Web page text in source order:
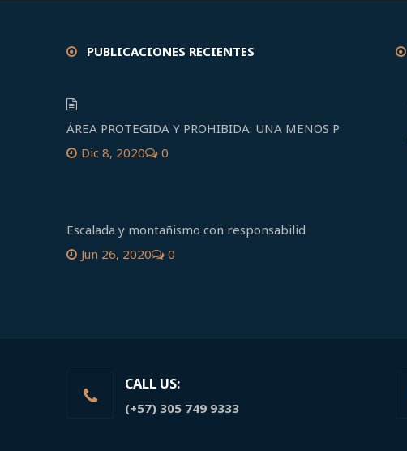
PUBLICACIONES RECIENTES
ÁREA PROTEGIDA Y PROHIBIDA: UNA MENOS P
Dic 8, 2020
0
Escalada y montañismo con responsabilid
Jun 26, 2020
0
CALL US:
(+57) 305 749 9333